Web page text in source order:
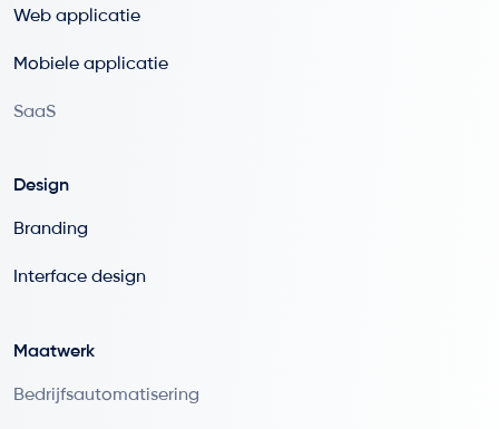
Web applicatie
Mobiele applicatie
SaaS
Design
Branding
Interface design
Maatwerk
Bedrijfsautomatisering